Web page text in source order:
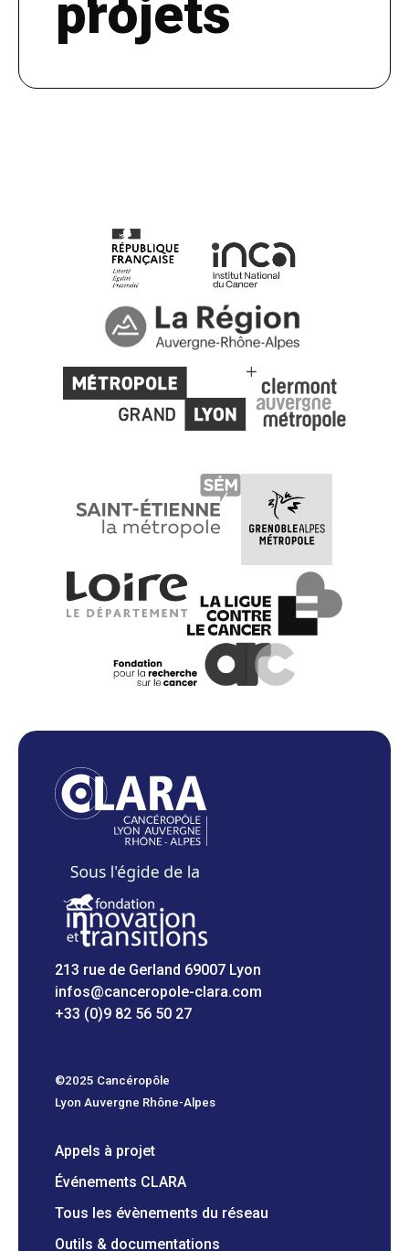
projets
213 rue de Gerland 69007 Lyon
infos@canceropole-clara.com
+33 (0)9 82 56 50 27
©2025 Cancéropôle
Lyon Auvergne Rhône-Alpes
Appels à projet
Événements CLARA
Tous les évènements du réseau
Outils & documentations